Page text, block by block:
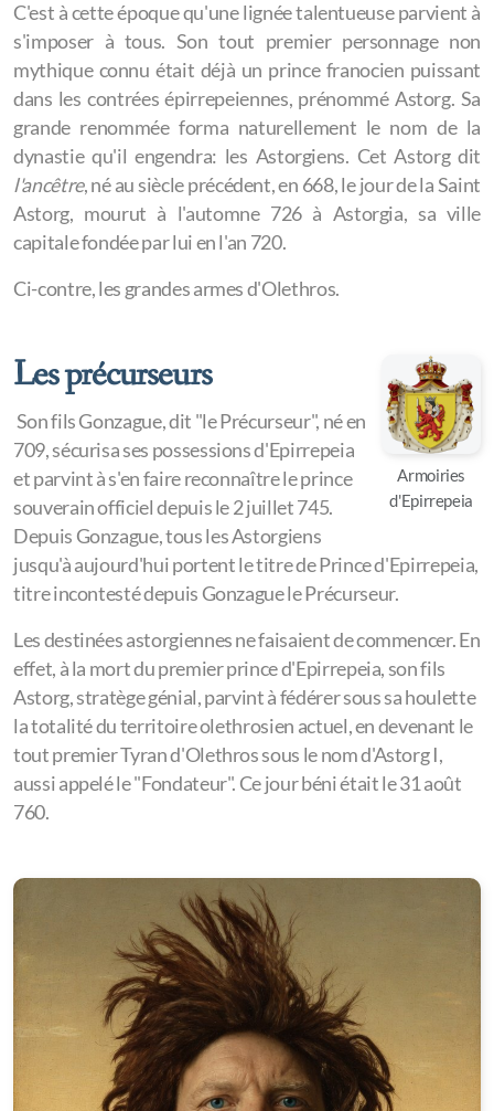
C'est à cette époque qu'une lignée talentueuse parvient à
s'imposer à tous. Son tout premier personnage non
mythique connu était déjà un prince franocien puissant
dans les contrées épirrepeiennes, prénommé Astorg. Sa
grande renommée forma naturellement le nom de la
dynastie qu'il engendra: les Astorgiens. Cet Astorg dit
l'ancêtre, né au siècle précédent, en 668, le jour de la Saint
Astorg, mourut à l'automne 726 à Astorgia, sa ville
capitale fondée par lui en l'an 720.
Ci-contre, les grandes armes d'Olethros.
Armoiries
d'Epirrepeia
Les précurseurs
Son fils Gonzague, dit "le Précurseur", né en
709, sécurisa ses possessions d'Epirrepeia
et parvint à s'en faire reconnaître le prince
souverain officiel depuis le 2 juillet 745.
Depuis Gonzague, tous les Astorgiens
jusqu'à aujourd'hui portent le titre de Prince d'Epirrepeia,
titre incontesté depuis Gonzague le Précurseur. ​
Les destinées astorgiennes ne faisaient de commencer. En
effet, à la mort du premier prince d'Epirrepeia, son fils
Astorg, stratège génial, parvint à fédérer sous sa houlette
la totalité du territoire olethrosien actuel, en devenant le
tout premier Tyran d'Olethros sous le nom d'Astorg I,
aussi appelé le "Fondateur". Ce jour béni était le 31 août
760.
Collège des Armes
Epirrepeia
Addictionville
Exartisi
Intoxica
Poisonas
Iruzur
Pratarana
Nenkohliso
Pirazmos
Pristrasyestan
Exapatisi
Atimoresia
Suchtenland
Filargiria